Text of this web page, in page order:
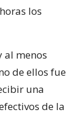
los
al menos
de ellos fue
una
de la